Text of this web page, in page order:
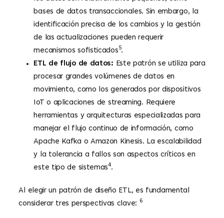
bases de datos transaccionales. Sin embargo, la
identificación precisa de los cambios y la gestión
de las actualizaciones pueden requerir
mecanismos sofisticados5.
ETL de flujo de datos: Este patrón se utiliza para
procesar grandes volúmenes de datos en
movimiento, como los generados por dispositivos
IoT o aplicaciones de streaming. Requiere
herramientas y arquitecturas especializadas para
manejar el flujo continuo de información, como
Apache Kafka o Amazon Kinesis. La escalabilidad
y la tolerancia a fallos son aspectos críticos en
este tipo de sistemas4.
Al elegir un patrón de diseño ETL, es fundamental
considerar tres perspectivas clave:
6